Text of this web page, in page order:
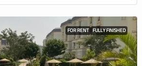
FOR RENT FULLY FINISHED